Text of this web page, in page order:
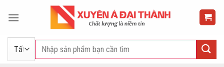
qua
Tìm